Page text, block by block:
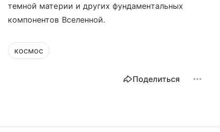
темной материи и других фундаментальных
компонентов Вселенной.
космос
Поделиться